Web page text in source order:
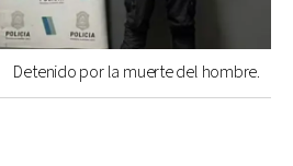
Detenido por la muerte del hombre.